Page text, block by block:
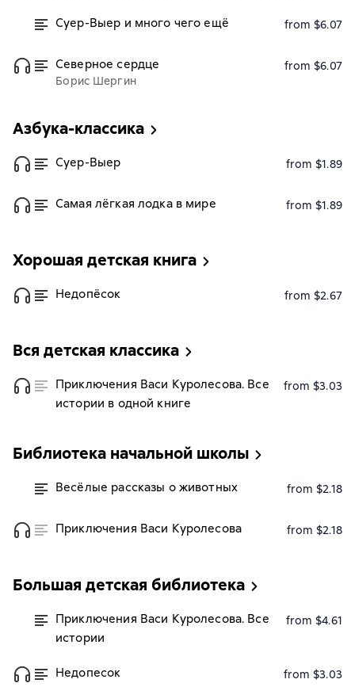
Суер-Выер и много чего ещё from $6.07
Северное сердце
Борис Шергин
from $6.07
Азбука-классика
Суер-Выер from $1.89
Самая лёгкая лодка в мире from $1.89
Хорошая детская книга
Недопёсок from $2.67
Вся детская классика
Приключения Васи Куролесова. Все
истории в одной книге
from $3.03
Библиотека начальной школы
Весёлые рассказы о животных from $2.18
Приключения Васи Куролесова from $2.18
Большая детская библиотека
Приключения Васи Куролесова. Все
истории
from $4.61
Недопесок from $3.03